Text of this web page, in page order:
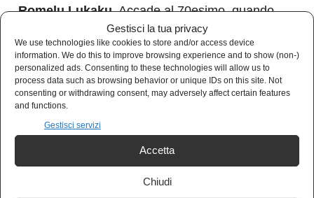
Gestisci la tua privacy
We use technologies like cookies to store and/or access device
information. We do this to improve browsing experience and to show (non-)
personalized ads. Consenting to these technologies will allow us to
process data such as browsing behavior or unique IDs on this site. Not
consenting or withdrawing consent, may adversely affect certain features
and functions.
Gestisci servizi
Accetta
Chiudi
Romelu Lukaku. Accade al 70esimo, quando
viene pescato da un bel lancio di Pellegrini e
messo da questi davanti a Sommer. Il belga,
che la porta avversaria non l’ha mai vista,
scopre suo malgrado che anche l’Inter ha un
portiere, e che adesso ha pure il problema di
superarlo. Non si spreme troppo le meningi e si
sposta la palla sul destro. O meglio, vorrebbe
spostarsela sul destro, ma intanto che ci ha